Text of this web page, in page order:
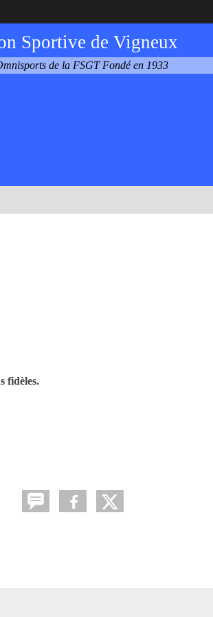
Sportive de Vigneux
de la FSGT Fondé en 1933
fidèles.